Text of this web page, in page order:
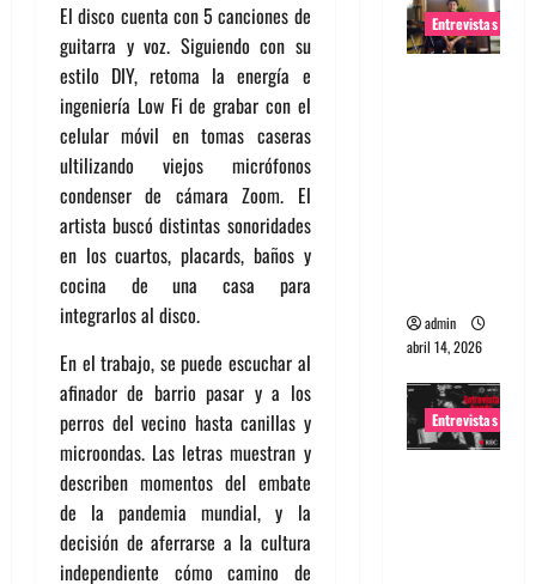
El disco cuenta con 5 canciones de
guitarra y voz. Siguiendo con su
estilo DIY, retoma la energía e
ingeniería Low Fi de grabar con el
celular móvil en tomas caseras
ultilizando viejos micrófonos
condenser de cámara Zoom. El
artista buscó distintas sonoridades
en los cuartos, placards, baños y
cocina de una casa para
integrarlos al disco.
En el trabajo, se puede escuchar al
afinador de barrio pasar y a los
perros del vecino hasta canillas y
microondas. Las letras muestran y
describen momentos del embate
de la pandemia mundial, y la
decisión de aferrarse a la cultura
independiente cómo camino de
Entrevistas
admin
abril 14, 2026
Entrevistas